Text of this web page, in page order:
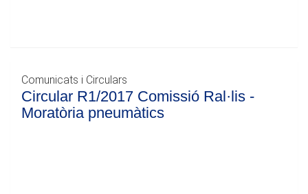
Comunicats i Circulars
Circular R1/2017 Comissió Ral·lis -
Moratòria pneumàtics